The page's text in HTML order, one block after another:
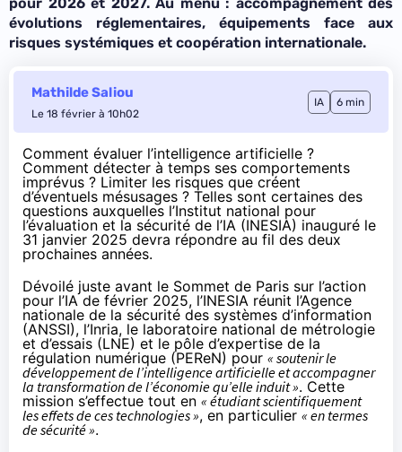
évolutions réglementaires, équipements face aux
risques systémiques et coopération internationale.
Mathilde Saliou
Le 18 février à 10h02
IA 6 min
Comment évaluer l’intelligence artificielle ?
Comment détecter à temps ses comportements
imprévus ? Limiter les risques que créent
d’éventuels mésusages ? Telles sont certaines des
questions auxquelles l’Institut national pour
l’évaluation et la sécurité de l’IA (INESIA) inauguré le
31 janvier 2025 devra répondre au fil des deux
prochaines années.
Dévoilé juste avant le Sommet de Paris sur l’action
pour l’IAde février 2025, l’INESIA réunit l’Agence
nationale de la sécurité des systèmes d’information
(ANSSI), l’Inria, le laboratoire national de métrologie
et d’essais (LNE) et le pôle d’expertise de la
régulation numérique (PEReN) pour « soutenir le
développement de l’intelligence artificielle et accompagner
la transformation de l’économie qu’elle induit ». Cette
mission s’effectue tout en « étudiant scientifiquement
les effets de ces technologies », en particulier « en termes
de sécurité ».